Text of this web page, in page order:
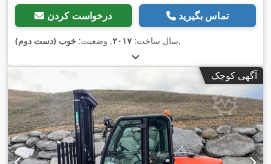
درخواست کردن تماس بگیرید
سال ساخت: ۲۰۱۷, وضعیت: خوب (دست دوم) ,
آگهی کوچک